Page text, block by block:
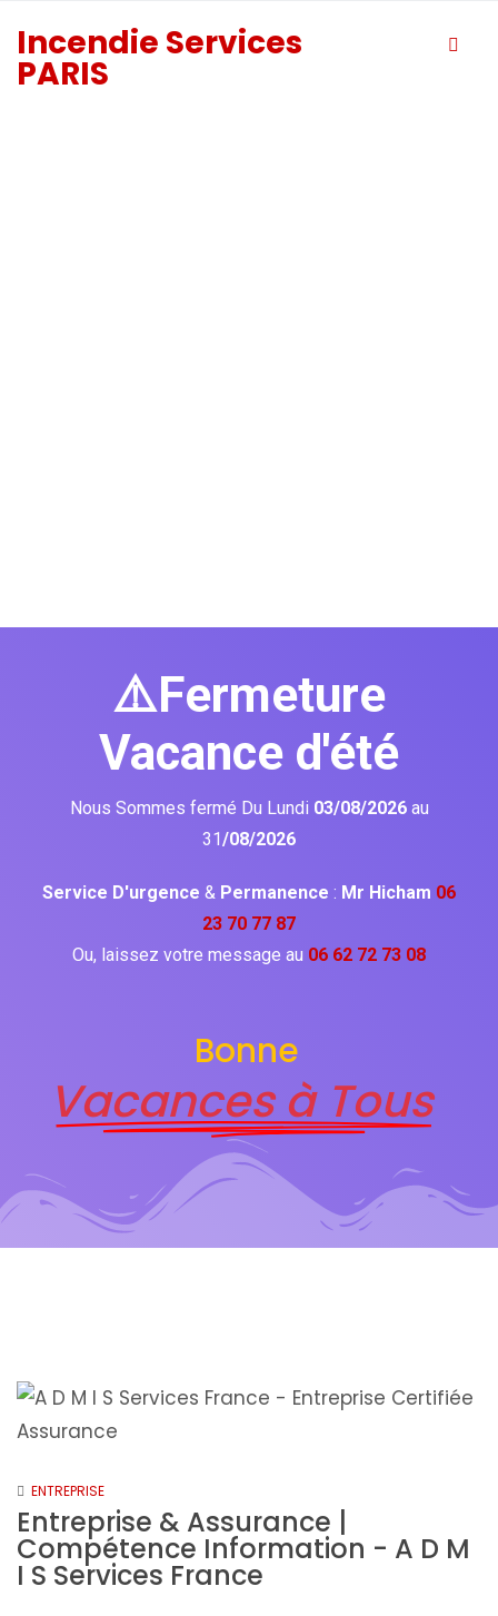
Incendie Services
PARIS
⚠️Fermeture
Vacance d'été
Nous Sommes fermé Du Lundi 03/08/2026 au
31/08/2026
Service D'urgence & Permanence : Mr Hicham 06
23 70 77 87
Ou, laissez votre message au 06 62 72 73 08
Bonne
Vacances à Tous
ENTREPRISE
Entreprise & Assurance |
Compétence Information - A D M
I S Services France